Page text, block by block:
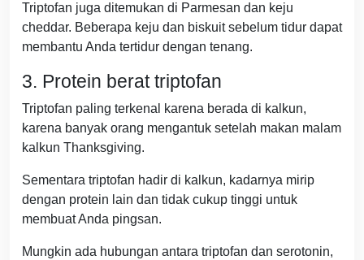
Triptofan juga ditemukan di Parmesan dan keju
cheddar. Beberapa keju dan biskuit sebelum tidur dapat
membantu Anda tertidur dengan tenang.
3. Protein berat triptofan
Triptofan paling terkenal karena berada di kalkun,
karena banyak orang mengantuk setelah makan malam
kalkun Thanksgiving.
Sementara triptofan hadir di kalkun, kadarnya mirip
dengan protein lain dan tidak cukup tinggi untuk
membuat Anda pingsan.
Mungkin ada hubungan antara triptofan dan serotonin,